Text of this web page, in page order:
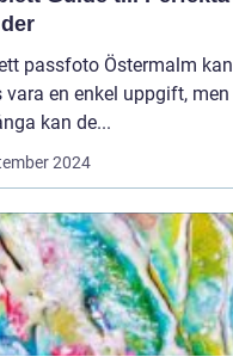
passfoto Östermalm kan
vara en enkel uppgift, men
kan de...
2024